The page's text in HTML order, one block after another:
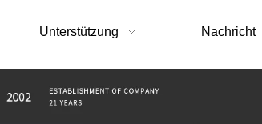
Unterstützung Nachricht